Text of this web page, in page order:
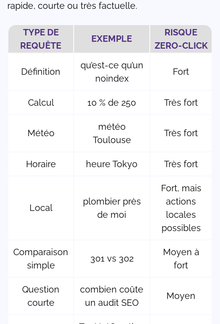
rapide, courte ou très factuelle.
TYPE DE
REQUÊTE
EXEMPLE
RISQUE
ZERO-CLICK
Définition
qu’est-ce qu’un
noindex
Fort
Calcul 10 % de 250 Très fort
Météo
météo
Toulouse
Très fort
Horaire heure Tokyo Très fort
Local
plombier près
de moi
Fort, mais
actions
locales
possibles
Comparaison
simple
301 vs 302
Moyen à
fort
Question
courte
combien coûte
un audit SEO
Moyen